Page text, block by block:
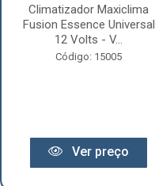
Climatizador Maxiclima
Fusion Essence Universal
12 Volts - V...
Código: 15005
Ver preço